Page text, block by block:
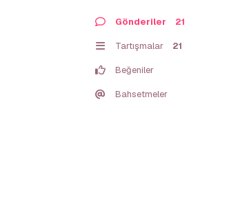
Gönderiler 21
Tartışmalar 21
Beğeniler
Bahsetmeler